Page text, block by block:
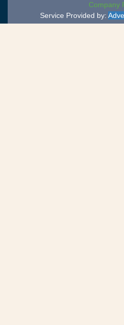
Company
Service Provided by: